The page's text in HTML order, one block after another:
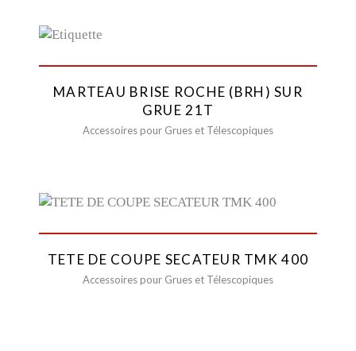
MARTEAU BRISE ROCHE (BRH) SUR
GRUE 21T
Accessoires pour Grues et Télescopiques
TETE DE COUPE SECATEUR TMK 400
Accessoires pour Grues et Télescopiques